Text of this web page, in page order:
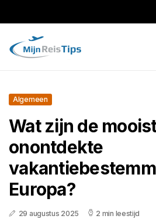
Algemeen
Wat zijn de
onontdekte
Europa?
29 augustus 2025 2 min leestijd